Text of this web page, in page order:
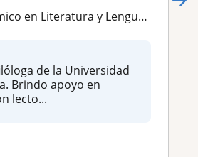
en Literatura y Lengua Castellana
de la Universidad
Brindo apoyo en
lecto...